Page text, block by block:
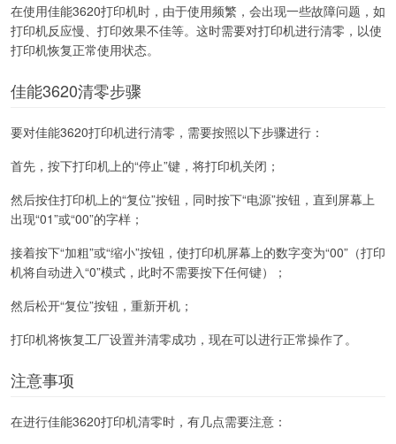
在使用佳能3620打印机时，由于使用频繁，会出现一些故障问题，如
打印机反应慢、打印效果不佳等。这时需要对打印机进行清零，以使
打印机恢复正常使用状态。
佳能3620清零步骤
要对佳能3620打印机进行清零，需要按照以下步骤进行：
首先，按下打印机上的“停止”键，将打印机关闭；
然后按住打印机上的“复位”按钮，同时按下“电源”按钮，直到屏幕上
出现“01”或“00”的字样；
接着按下“加粗”或“缩小”按钮，使打印机屏幕上的数字变为“00”（打印
机将自动进入“0”模式，此时不需要按下任何键）；
然后松开“复位”按钮，重新开机；
打印机将恢复工厂设置并清零成功，现在可以进行正常操作了。
注意事项
在进行佳能3620打印机清零时，有几点需要注意：